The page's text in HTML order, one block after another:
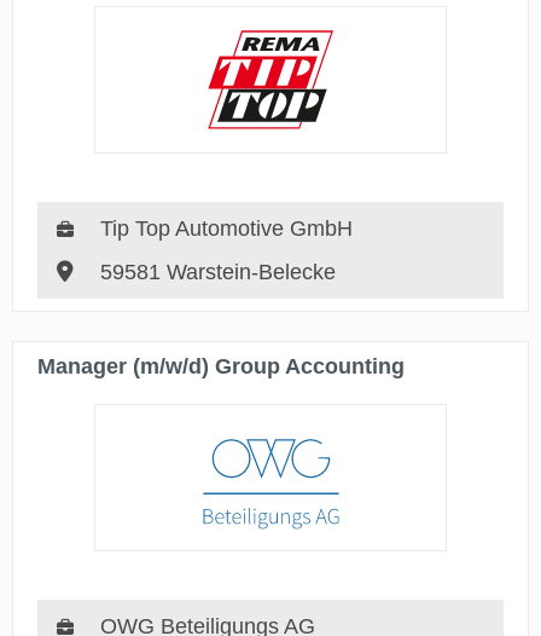
Tip Top Automotive GmbH
59581 Warstein-Belecke
Manager (m/w/d) Group Accounting
OWG Beteiligungs AG